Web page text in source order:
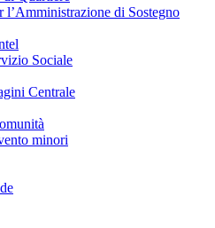
l’Amministrazione di Sostegno
Sociale
Centrale
minori